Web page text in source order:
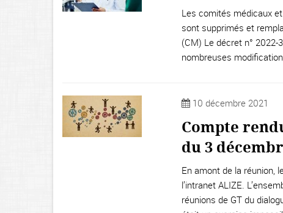
Les comités médicaux
sont supprimés et
(CM) Le décret n° 2022-
nombreuses
10 décembre 2021
Compte
du 3
En amont de la réunion,
l’intranet ALIZE.
réunions de GT du